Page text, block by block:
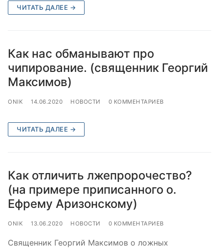
ЧИТАТЬ ДАЛЕЕ →
Как нас обманывают про
чипирование. (священник Георгий
Максимов)
ONIK 14.06.2020 НОВОСТИ 0 КОММЕНТАРИЕВ
ЧИТАТЬ ДАЛЕЕ →
Как отличить лжепророчество?
(на примере приписанного о.
Ефрему Аризонскому)
ONIK 13.06.2020 НОВОСТИ 0 КОММЕНТАРИЕВ
Священник Георгий Максимов о ложных